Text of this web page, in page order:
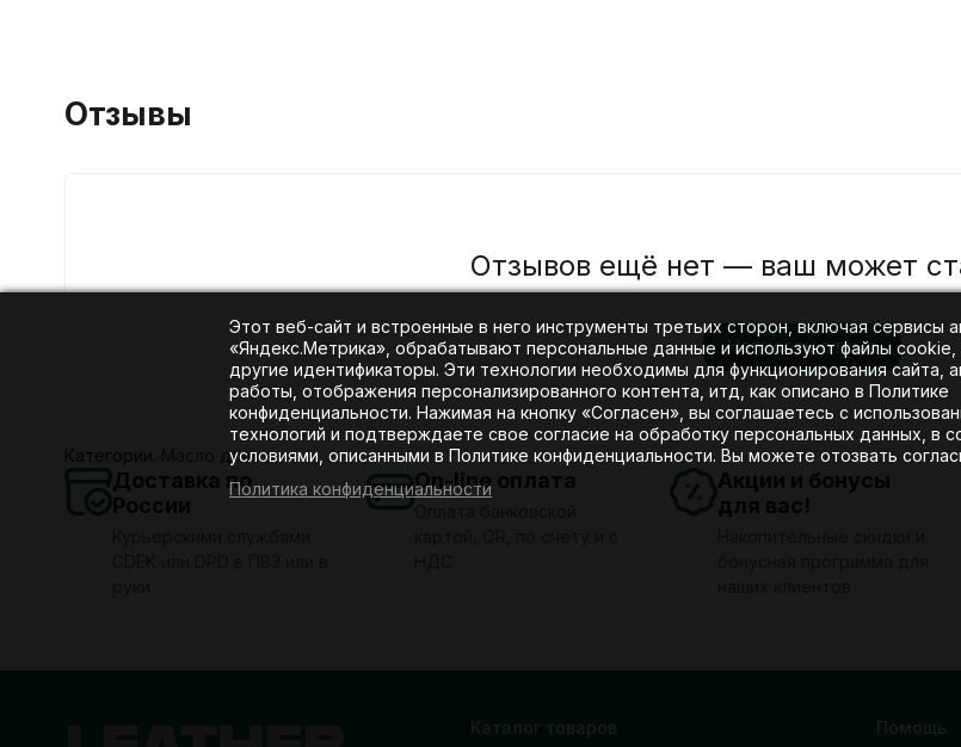
Отзывы
Отзывов ещё нет — ваш может
Написать отзыв
Категории: Масло для кожи
Доставка по
России
On-line оплата
Акции и бонусы
для вас!
Каталог товаров Помощь
Этот веб-сайт и встроенные в него инструменты третьих сторон, включая сервисы
«Яндекс.Метрика», обрабатывают персональные данные и используют файлы cookie,
другие идентификаторы. Эти технологии необходимы для функционирования сайта,
работы, отображения персонализированного контента, итд, как описано в Политике
конфиденциальности. Нажимая на кнопку «Согласен», вы соглашаетесь с
технологий и подтверждаете свое согласие на обработку персональных данных, в
условиями, описанными в Политике конфиденциальности. Вы можете отозвать
Политика конфиденциальности